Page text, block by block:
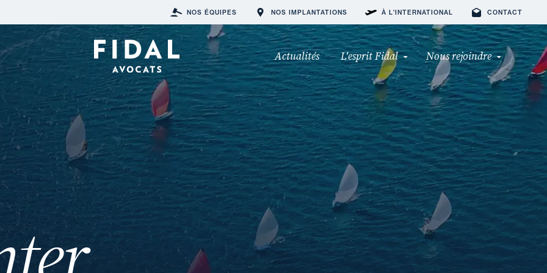
NOS ÉQUIPES NOS IMPLANTATIONS À L'INTERNATIONAL CONTACT
Actualités L'esprit Fidal Nous rejoindre